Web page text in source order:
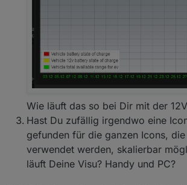
Wie läuft das so bei Dir mit der
Hast Du zufällig irgendwo eine
gefunden für die ganzen Icons,
verwendet werden, skalierbar
läuft Deine Visu? Handy und PC?